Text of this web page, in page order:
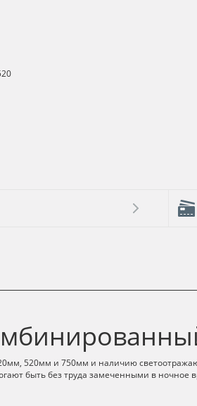
520мм и 750мм и наличию
быть без труда замеченными в ночное